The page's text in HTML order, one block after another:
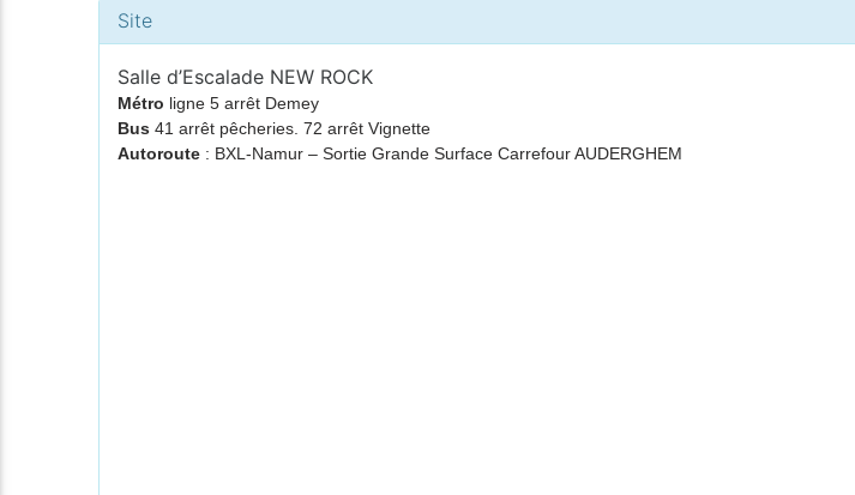
Site
Salle d’Escalade NEW ROCK
Métro ligne 5 arrêt Demey
Bus 41 arrêt pêcheries. 72 arrêt Vignette
Autoroute : BXL-Namur – Sortie Grande Surface Carrefour AUDERGHEM